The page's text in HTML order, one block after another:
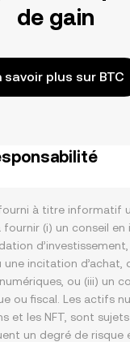
de gain
savoir plus sur BTC
à titre informatif
fournir (i) un conseil
d’investissement,
incitation d’achat,
ou (iii) un
ou fiscal. Les actifs
et les NFT, sont
un degré de risque